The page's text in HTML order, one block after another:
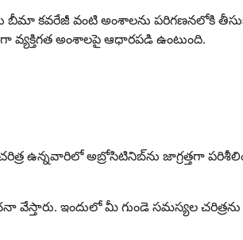
బీమా కవరేజీ వంటి అంశాలను పరిగణనలోకి
అంశాలపై ఆధారపడి ఉంటుంది.
చరిత్ర ఉన్నవారిలో అబ్రోసిటినిబ్‌ను
ఇందులో మీ గుండె సమస్యల